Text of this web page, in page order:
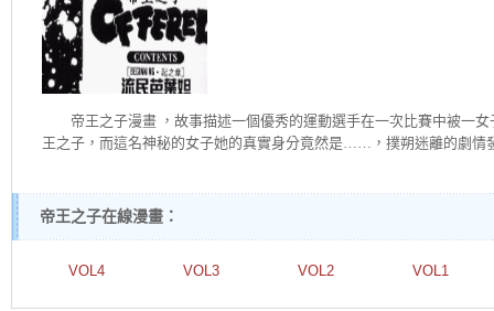
帝王之子漫畫 ，故事描述一個優秀的運動選手在一次比賽中被一
王之子，而這名神秘的女子她的真實身分竟然是……，撲朔迷離的劇情
帝王之子在線漫畫：
VOL4 VOL3 VOL2 VOL1